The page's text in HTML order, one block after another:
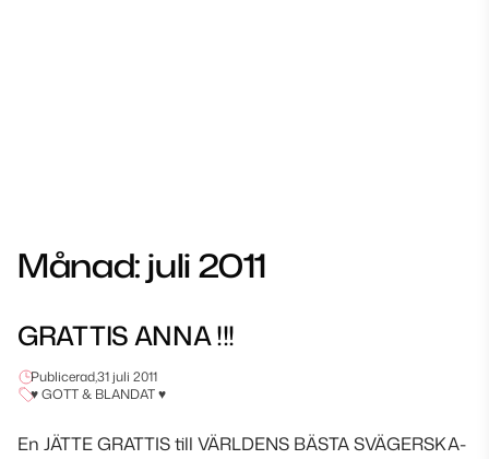
Månad:juli 2011
GRATTIS ANNA !!!
Publicerad,31 juli 2011
♥ GOTT & BLANDAT ♥
En JÄTTE GRATTIS till VÄRLDENS BÄSTA SVÄGERSKA-